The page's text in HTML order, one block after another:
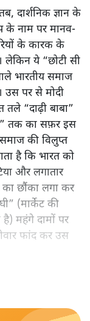
दार्शनिक ज्ञान के
के नाम पर मानव-
के कारक के
ये “छोटी सी
भारतीय समाज
पर से मोदी
“दाढ़ी बाबा”
तक का सफ़र इस
की विलुप्त
है कि भारत को
और लगातार
छौंका लगा कर
(मार्केट की
है) महंगे दामों पर
फांद कर उस